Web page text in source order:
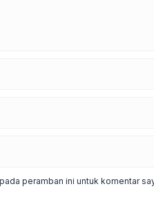
peramban ini untuk komentar